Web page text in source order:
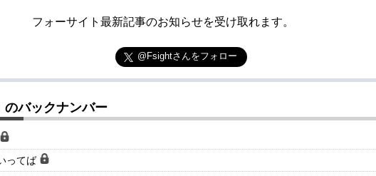
フォーサイト最新記事のお知らせを受け取れます。
@Fsightさんをフォロー
のバックナンバー
ってば